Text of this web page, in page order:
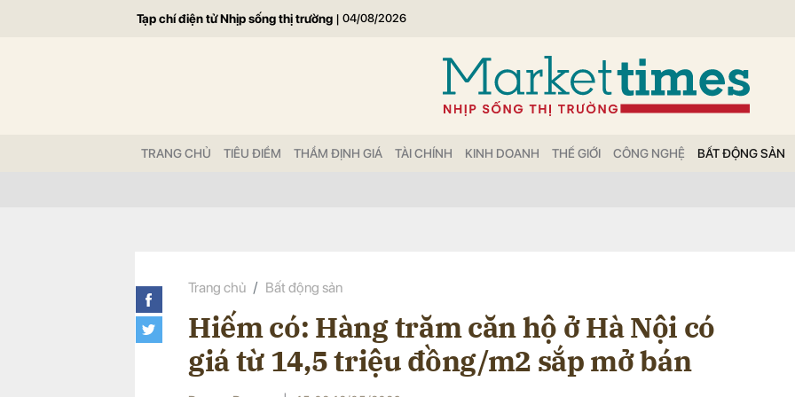
Tạp chí điện tử Nhịp sống thị trường | 04/08/2026
TRANG CHỦ TIÊU ĐIỂM THẨM ĐỊNH GIÁ TÀI CHÍNH KINH DOANH THẾ GIỚI CÔNG NGHỆ BẤT ĐỘNG SẢN
Trang chủ Bất động sản
Hiếm có: Hàng trăm căn hộ ở Hà Nội có
giá từ 14,5 triệu đồng/m2 sắp mở bán
Gửi bình luận